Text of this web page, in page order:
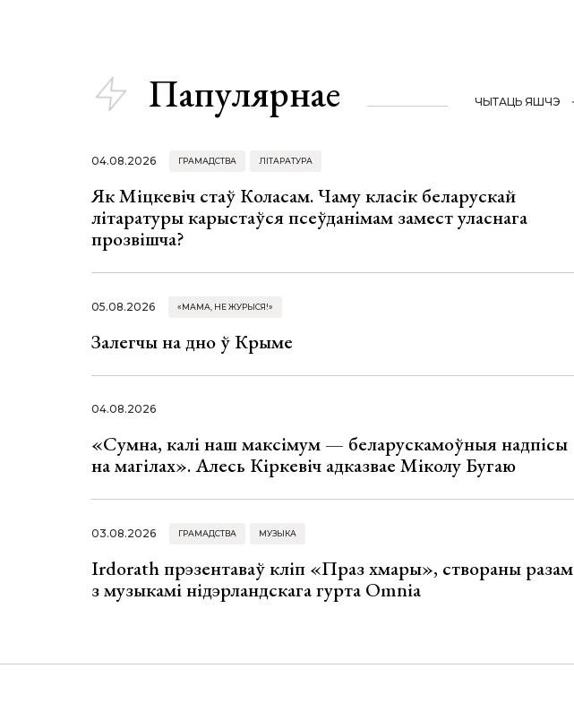
Папулярнае ЧЫТАЦЬ ЯШЧЭ
04.08.2026 ГРАМАДСТВА ЛІТАРАТУРА
Як Міцкевіч стаў Коласам. Чаму класік беларускай
літаратуры карыстаўся псеўданімам замест уласнага
прозвішча?
05.08.2026 «МАМА, НЕ ЖУРЫСЯ!»
Залегчы на дно ў Крыме
04.08.2026
«Сумна, калі наш максімум — беларускамоўныя надпісы
на магілах». Алесь Кіркевіч адказвае Міколу Бугаю
03.08.2026 ГРАМАДСТВА МУЗЫКА
Irdorath прэзентаваў кліп «Праз хмары», створаны разам
з музыкамі нідэрландскага гурта Omnia